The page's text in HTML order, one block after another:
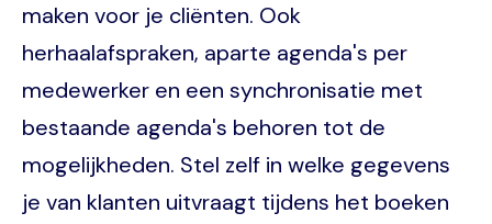
maken voor je cliënten. Ook
herhaalafspraken, aparte agenda's per
medewerker en een synchronisatie met
bestaande agenda's behoren tot de
mogelijkheden. Stel zelf in welke gegevens
je van klanten uitvraagt tijdens het boeken